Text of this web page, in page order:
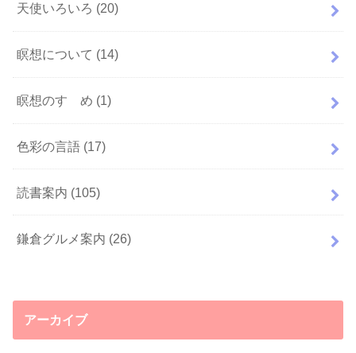
天使いろいろ (20)
瞑想について (14)
瞑想のすゝめ (1)
色彩の言語 (17)
読書案内 (105)
鎌倉グルメ案内 (26)
アーカイブ